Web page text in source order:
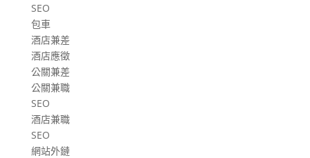
SEO
包車
酒店兼差
酒店應徵
公關兼差
公關兼職
SEO
酒店兼職
SEO
網站外鏈